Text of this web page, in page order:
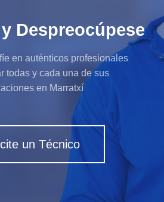
Despreocúpese
en auténticos profesionales
todas y cada una de sus
en Marratxí
un Técnico